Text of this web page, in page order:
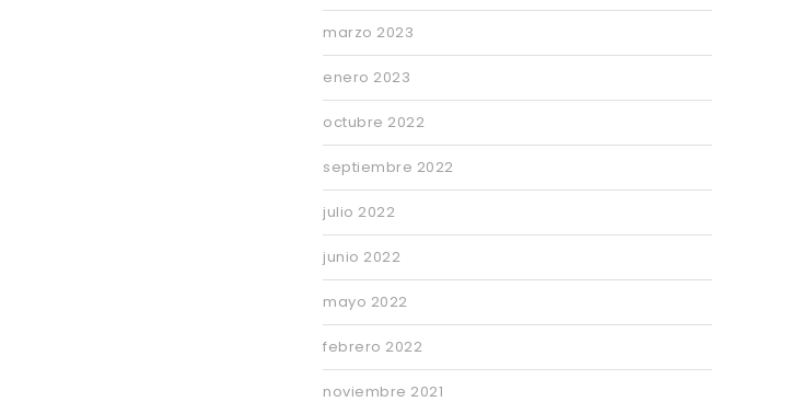
marzo 2023
enero 2023
octubre 2022
septiembre 2022
julio 2022
junio 2022
mayo 2022
febrero 2022
noviembre 2021